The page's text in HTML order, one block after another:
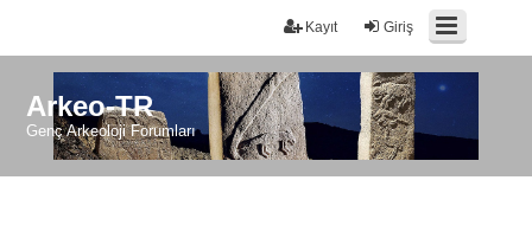
Giriş
Kayıt
Arkeo-TR
Genç Arkeoloji Forumları